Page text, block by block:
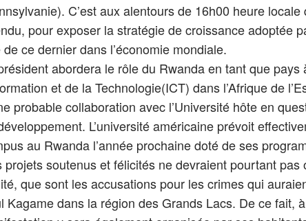
C’est aux alentours de 16h00 heure
pour exposer la stratégie de croissance adoptée
de ce dernier dans l’économie mondiale.
abordera le rôle du Rwanda en tant que pays
et de la Technologie(ICT) dans l’Afrique de
probable collaboration avec l’Université hôte en
L’université américaine prévoit
au Rwanda l’année prochaine doté de ses
projets soutenus et félicités ne devraient pourtant pas
que sont les accusations pour les crimes qui
Kagame dans la région des Grands Lacs. De ce fait,